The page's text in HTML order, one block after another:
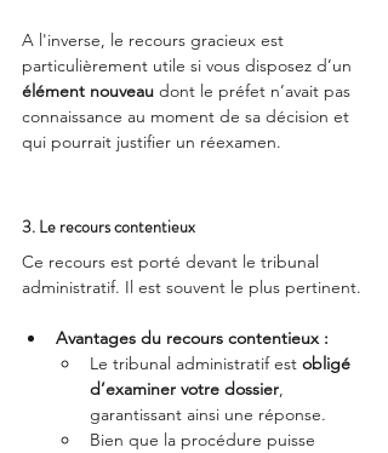
A l'inverse, le recours gracieux est
particulièrement utile si vous disposez d’un
élément nouveau dont le préfet n’avait pas
connaissance au moment de sa décision et
qui pourrait justifier un réexamen.
3. Le recours contentieux
Ce recours est porté devant le tribunal
administratif. Il est souvent le plus pertinent.
Avantages du recours contentieux :
Le tribunal administratif est obligé
d’examiner votre dossier,
garantissant ainsi une réponse.
Bien que la procédure puisse